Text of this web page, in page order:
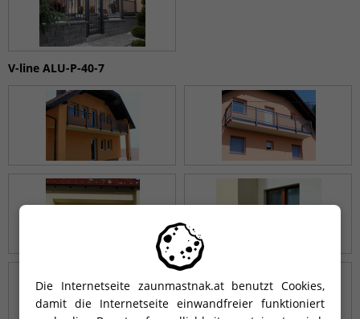
Die Internetseite zaunmastnak.at benutzt Cookies,
damit die Internetseite einwandfreier funktioniert
V-line ALU-P-40-7